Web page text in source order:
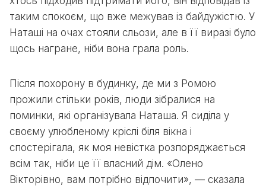
таким спокоєм, що вже межував із байдужістю. У
Наташі на очах стояли сльози, але в її виразі було
щось награне, ніби вона грала роль.
Після похорону в будинку, де ми з Ромою
прожили стільки років, люди зібралися на
поминки, які організувала Наташа. Я сиділа у
своєму улюбленому кріслі біля вікна і
спостерігала, як моя невістка розпоряджається
всім так, ніби це її власний дім. «Олено
Вікторівно, вам потрібно відпочити», — сказала